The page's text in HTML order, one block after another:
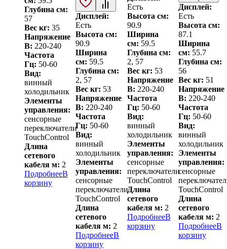
Глубина см:
57
Вес кг: 35
Напряжение
В: 220-240
Частота
Гц: 50-60
Вид:
винный
холодильник
Элементы
управления:
сенсорные
переключатели
TouchControl
Длина
сетевого
кабеля м: 2
ПодробнееВ
корзину
Дисплей:
Есть
Высота см:
90.9
Ширина
см: 59.5
Глубина см:
2, 57
Вес кг: 53
Напряжение
В: 220-240
Частота
Гц: 50-60
Вид:
винный
холодильник
Элементы
управления:
сенсорные
переключатели
TouchControl
Длина
сетевого
кабеля м: 2
ПодробнееВ
корзину
Есть
Высота см:
90.9
Ширина
см: 59.5
Глубина см:
2, 57
Вес кг: 53
Напряжение
В: 220-240
Частота
Гц: 50-60
Вид:
винный
холодильник
Элементы
управления:
сенсорные
переключатели
TouchControl
Длина
сетевого
кабеля м: 2
ПодробнееВ
корзину
Дисплей:
Есть
Высота см:
87.1
Ширина
см: 55.7
Глубина см:
56
Вес кг: 51
Напряжение
В: 220-240
Частота
Гц: 50-60
Вид:
винный
холодильник
Элементы
управления:
сенсорные
TouchControl
Длина
сетевого
кабеля м: 2
ПодробнееВ
корзину